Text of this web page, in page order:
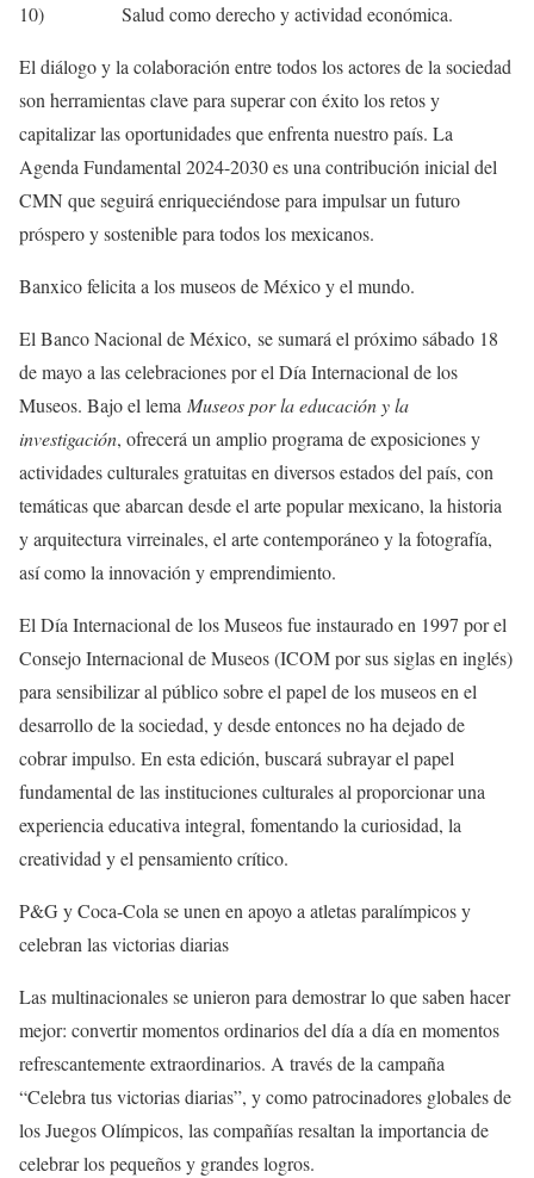
10) Salud como derecho y actividad económica.
El diálogo y la colaboración entre todos los actores de la sociedad
son herramientas clave para superar con éxito los retos y
capitalizar las oportunidades que enfrenta nuestro país. La
Agenda Fundamental 2024-2030 es una contribución inicial del
CMN que seguirá enriqueciéndose para impulsar un futuro
próspero y sostenible para todos los mexicanos.
Banxico felicita a los museos de México y el mundo.
El Banco Nacional de México, se sumará el próximo sábado 18
de mayo a las celebraciones por el Día Internacional de los
Museos. Bajo el lema Museos por la educación y la
investigación, ofrecerá un amplio programa de exposiciones y
actividades culturales gratuitas en diversos estados del país, con
temáticas que abarcan desde el arte popular mexicano, la historia
y arquitectura virreinales, el arte contemporáneo y la fotografía,
así como la innovación y emprendimiento.
El Día Internacional de los Museos fue instaurado en 1997 por el
Consejo Internacional de Museos (ICOM por sus siglas en inglés)
para sensibilizar al público sobre el papel de los museos en el
desarrollo de la sociedad, y desde entonces no ha dejado de
cobrar impulso. En esta edición, buscará subrayar el papel
fundamental de las instituciones culturales al proporcionar una
experiencia educativa integral, fomentando la curiosidad, la
creatividad y el pensamiento crítico.
P&G y Coca-Cola se unen en apoyo a atletas paralímpicos y
celebran las victorias diarias
Las multinacionales se unieron para demostrar lo que saben hacer
mejor: convertir momentos ordinarios del día a día en momentos
refrescantemente extraordinarios. A través de la campaña
“Celebra tus victorias diarias”, y como patrocinadores globales de
los Juegos Olímpicos, las compañías resaltan la importancia de
celebrar los pequeños y grandes logros.